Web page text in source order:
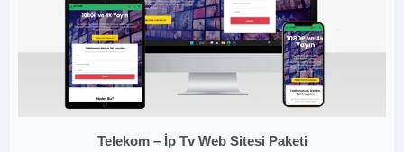
Telekom – İp Tv Web Sitesi Paketi